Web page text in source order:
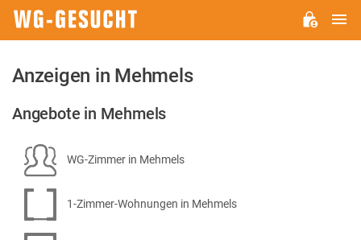
Anzeigen in Mehmels
Angebote in Mehmels
WG-Zimmer in Mehmels
1-Zimmer-Wohnungen in Mehmels